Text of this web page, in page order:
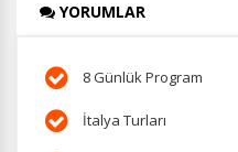
YORUMLAR
8 Günlük Program
İtalya Turları